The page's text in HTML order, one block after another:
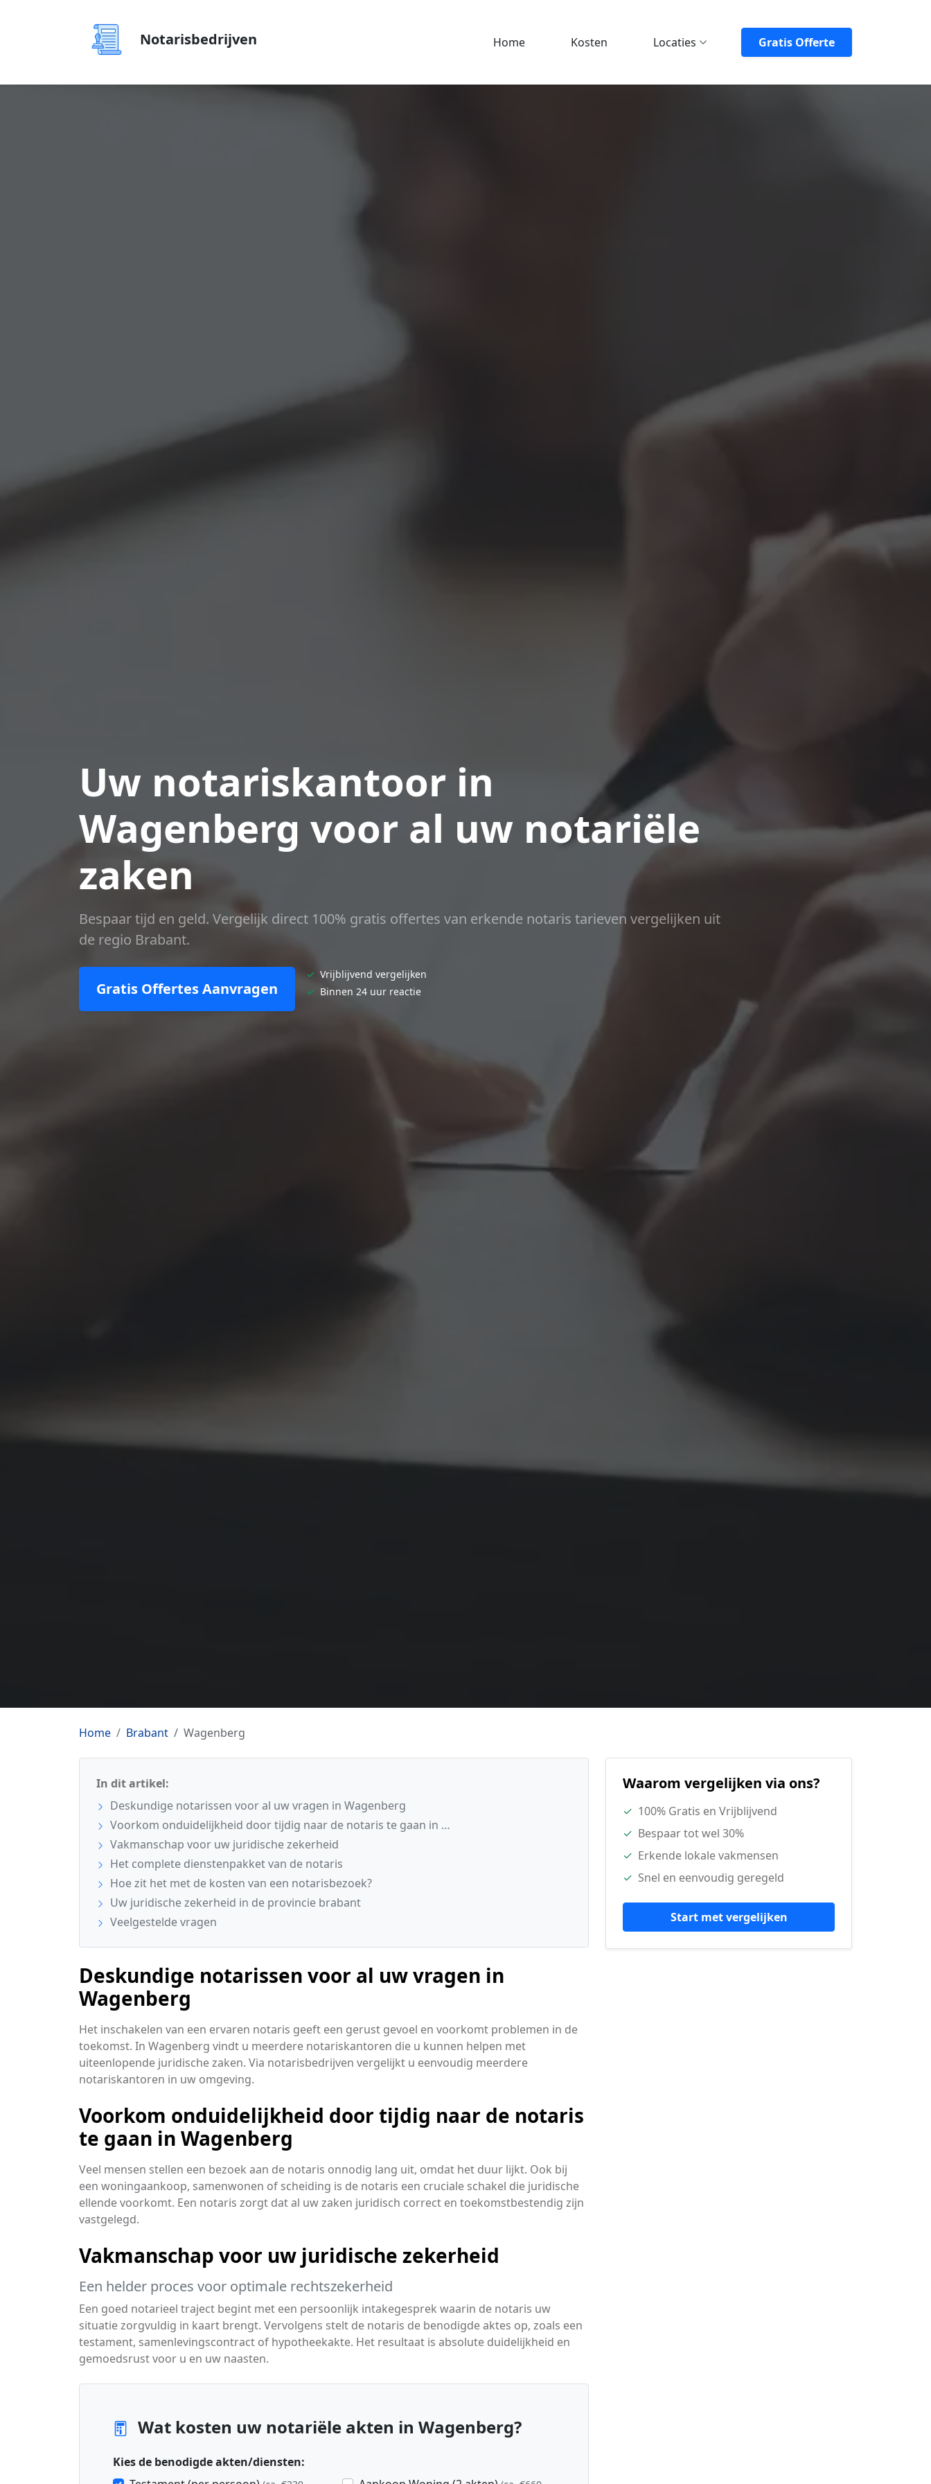
Notarisbedrijven Home Kosten Locaties Gratis Offerte
Uw notariskantoor in
Wagenberg voor al uw notariële
zaken
Bespaar tijd en geld. Vergelijk direct 100% gratis offertes van erkende notaris tarieven vergelijken uit
de regio Brabant.
Gratis Offertes Aanvragen
✓ Vrijblijvend vergelijken
✓ Binnen 24 uur reactie
Home Brabant Wagenberg
In dit artikel:
Deskundige notarissen voor al uw vragen in Wagenberg
Voorkom onduidelijkheid door tijdig naar de notaris te gaan in …
Vakmanschap voor uw juridische zekerheid
Het complete dienstenpakket van de notaris
Hoe zit het met de kosten van een notarisbezoek?
Uw juridische zekerheid in de provincie brabant
Veelgestelde vragen
Deskundige notarissen voor al uw vragen in
Wagenberg
Het inschakelen van een ervaren notaris geeft een gerust gevoel en voorkomt problemen in de
toekomst. In Wagenberg vindt u meerdere notariskantoren die u kunnen helpen met
uiteenlopende juridische zaken. Via notarisbedrijven vergelijkt u eenvoudig meerdere
notariskantoren in uw omgeving.
Voorkom onduidelijkheid door tijdig naar de notaris
te gaan in Wagenberg
Veel mensen stellen een bezoek aan de notaris onnodig lang uit, omdat het duur lijkt. Ook bij
een woningaankoop, samenwonen of scheiding is de notaris een cruciale schakel die juridische
ellende voorkomt. Een notaris zorgt dat al uw zaken juridisch correct en toekomstbestendig zijn
vastgelegd.
Vakmanschap voor uw juridische zekerheid
Een helder proces voor optimale rechtszekerheid
Een goed notarieel traject begint met een persoonlijk intakegesprek waarin de notaris uw
situatie zorgvuldig in kaart brengt. Vervolgens stelt de notaris de benodigde aktes op, zoals een
testament, samenlevingscontract of hypotheekakte. Het resultaat is absolute duidelijkheid en
gemoedsrust voor u en uw naasten.
Wat kosten uw notariële akten in Wagenberg?
Kies de benodigde akten/diensten:
Waarom vergelijken via ons?
✓ 100% Gratis en Vrijblijvend
✓ Bespaar tot wel 30%
✓ Erkende lokale vakmensen
✓ Snel en eenvoudig geregeld
Start met vergelijken